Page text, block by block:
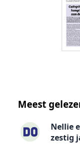
Meest
Nellie
zestig